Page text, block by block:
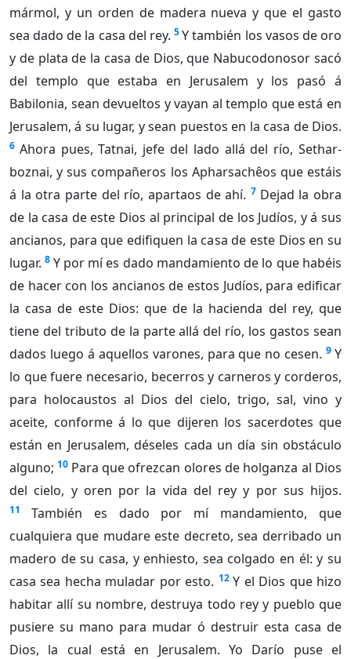
mármol, y un orden de madera nueva y que el gasto
sea dado de la casa del rey. 5Y también los vasos de oro
y de plata de la casa de Dios, que Nabucodonosor sacó
del templo que estaba en Jerusalem y los pasó á
Babilonia, sean devueltos y vayan al templo que está en
Jerusalem, á su lugar, y sean puestos en la casa de Dios.
6 Ahora pues, Tatnai, jefe del lado allá del río, Sethar-
boznai, y sus compañeros los Apharsachêos que estáis
á la otra parte del río, apartaos de ahí. 7 Dejad la obra
de la casa de este Dios al principal de los Judíos, y á sus
ancianos, para que edifiquen la casa de este Dios en su
lugar. 8 Y por mí es dado mandamiento de lo que habéis
de hacer con los ancianos de estos Judíos, para edificar
la casa de este Dios: que de la hacienda del rey, que
tiene del tributo de la parte allá del río, los gastos sean
dados luego á aquellos varones, para que no cesen. 9 Y
lo que fuere necesario, becerros y carneros y corderos,
para holocaustos al Dios del cielo, trigo, sal, vino y
aceite, conforme á lo que dijeren los sacerdotes que
están en Jerusalem, déseles cada un día sin obstáculo
alguno; 10 Para que ofrezcan olores de holganza al Dios
del cielo, y oren por la vida del rey y por sus hijos.
11
También es dado por mí mandamiento, que
cualquiera que mudare este decreto, sea derribado un
madero de su casa, y enhiesto, sea colgado en él: y su
casa sea hecha muladar por esto. 12 Y el Dios que hizo
habitar allí su nombre, destruya todo rey y pueblo que
pusiere su mano para mudar ó destruir esta casa de
Dios, la cual está en Jerusalem. Yo Darío puse el